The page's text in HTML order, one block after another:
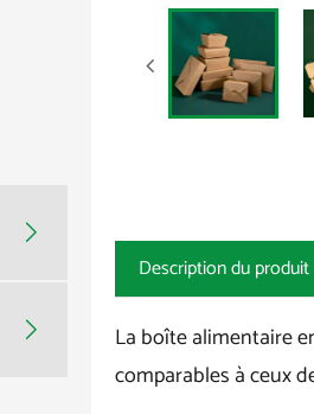


Description du produit
La boîte alimentaire
comparables à ceux